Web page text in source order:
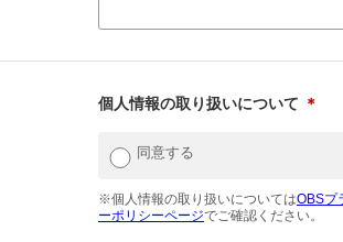
個人情報の取り扱いについて ＊
同意する
※個人情報の取り扱いについてはOBSプ
ーポリシーページでご確認ください。